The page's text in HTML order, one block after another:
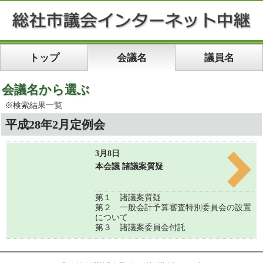
トップ 会議名 議員名
会議名から選ぶ
※検索結果一覧
平成28年2月定例会
3月8日
本会議 諸議案質疑
第１ 諸議案質疑
第２ 一般会計予算審査特別委員会の設置
について
第３ 諸議案委員会付託